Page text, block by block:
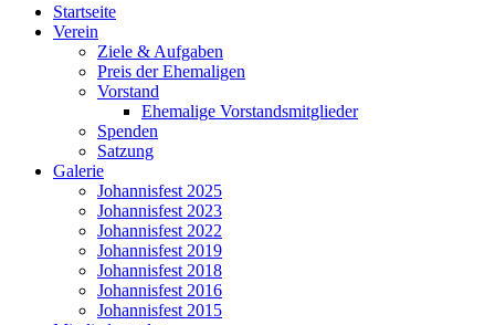
Startseite
Verein
Ziele & Aufgaben
Preis der Ehemaligen
Vorstand
Ehemalige Vorstandsmitglieder
Spenden
Satzung
Galerie
Johannisfest 2025
Johannisfest 2023
Johannisfest 2022
Johannisfest 2019
Johannisfest 2018
Johannisfest 2016
Johannisfest 2015